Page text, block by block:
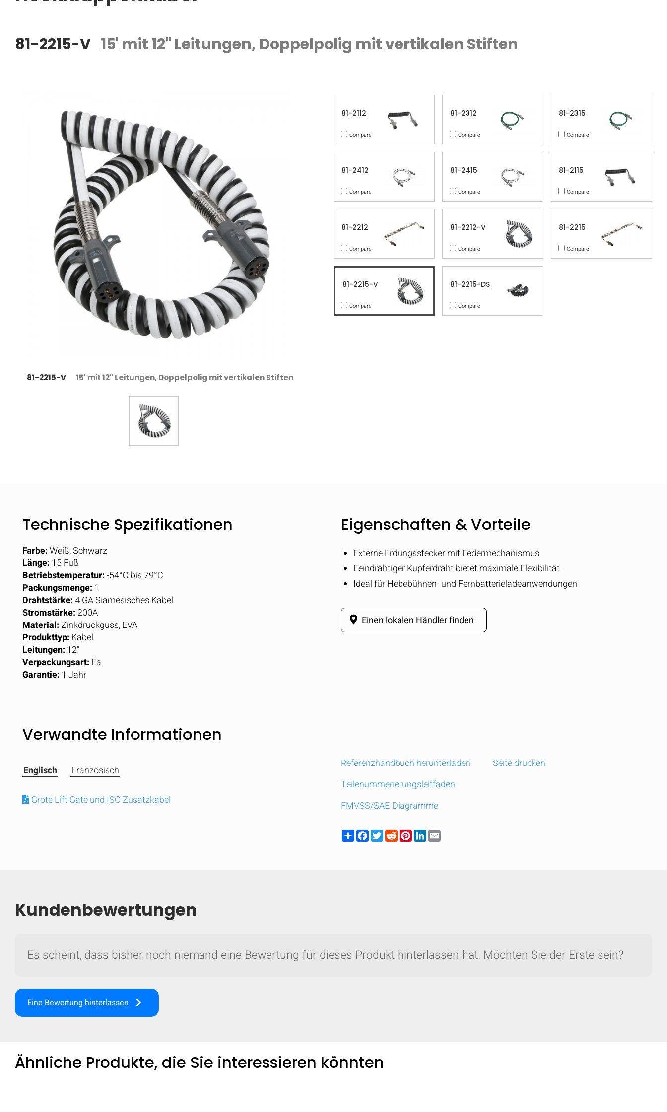
81-2215-V 15' mit 12" Leitungen, Doppelpolig mit vertikalen Stiften
81-2215-V 15' mit 12" Leitungen, Doppelpolig mit vertikalen Stiften
81-2112
Compare
81-2312
Compare
81-2315
Compare
81-2412
Compare
81-2415
Compare
81-2115
Compare
81-2212
Compare
81-2212-V
Compare
81-2215
Compare
81-2215-V
Compare
81-2215-DS
Compare
Technische Spezifikationen
Farbe:Weiß, Schwarz
Länge: 15 Fuß
Betriebstemperatur:-54°C bis 79°C
Packungsmenge: 1
Drahtstärke:4 GA Siamesisches Kabel
Stromstärke: 200A
Material:Zinkdruckguss, EVA
Produkttyp: Kabel
Leitungen: 12"
Verpackungsart: Ea
Garantie: 1 Jahr
Eigenschaften & Vorteile
Externe Erdungsstecker mit Federmechanismus
Feindrähtiger Kupferdraht bietet maximale Flexibilität.
Ideal für Hebebühnen- und Fernbatterieladeanwendungen
Einen lokalen Händler finden
Verwandte Informationen
Englisch Französisch
Grote Lift Gate und ISO Zusatzkabel
Referenzhandbuch herunterladen
Teilenummerierungsleitfaden
FMVSS/SAE-Diagramme
Seite drucken
ShareFacebook
TwitterRedditPinterestLinkedIn
Kundenbewertungen
Es scheint, dass bisher noch niemand eine Bewertung für dieses Produkt hinterlassen hat. Möchten Sie der Erste sein?
Eine Bewertung hinterlassen keyboard_arrow_right
Ähnliche Produkte, die Sie interessieren könnten